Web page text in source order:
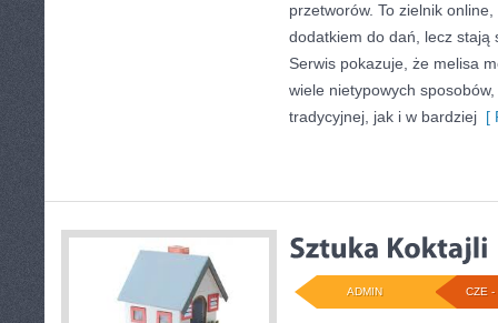
przetworów. To zielnik
dodatkiem do dań, lecz stają
Serwis pokazuje, że melisa
wiele nietypowych
tradycyjnej, jak i w bardziej [
CZE -
ADMIN